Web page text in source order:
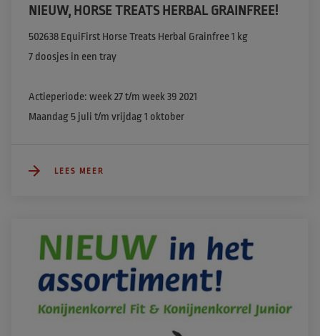
NIEUW, HORSE TREATS HERBAL GRAINFREE!
502638 EquiFirst Horse Treats Herbal Grainfree 1 kg
7 doosjes in een tray
Actieperiode: week 27 t/m week 39 2021
Maandag 5 juli t/m vrijdag 1 oktober
LEES MEER